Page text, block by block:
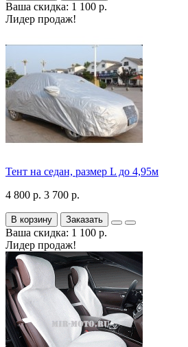
Ваша скидка: 1 100 р.
Лидер продаж!
Тент на седан, размер L до 4,95м
4 800 р. 3 700 р.
В корзину Заказать
Ваша скидка: 1 100 р.
Лидер продаж!